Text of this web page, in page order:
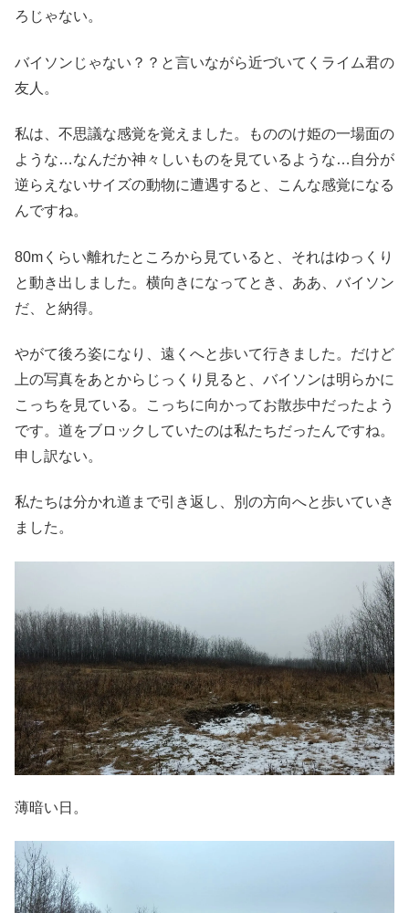
ろじゃない。
バイソンじゃない？？と言いながら近づいてくライム君の
友人。
私は、不思議な感覚を覚えました。もののけ姫の一場面の
ような…なんだか神々しいものを見ているような…自分が
逆らえないサイズの動物に遭遇すると、こんな感覚になる
んですね。
80mくらい離れたところから見ていると、それはゆっくり
と動き出しました。横向きになってとき、ああ、バイソン
だ、と納得。
やがて後ろ姿になり、遠くへと歩いて行きました。だけど
上の写真をあとからじっくり見ると、バイソンは明らかに
こっちを見ている。こっちに向かってお散歩中だったよう
です。道をブロックしていたのは私たちだったんですね。
申し訳ない。
私たちは分かれ道まで引き返し、別の方向へと歩いていき
ました。
薄暗い日。